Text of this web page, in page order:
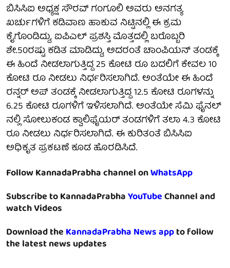
ಬಿಸಿಸಿಐ ಅಧ್ಯಕ್ಷ ಸೌರವ್ ಗಂಗೂಲಿ ಅವರು ಅನಗತ್ಯ
ಖರ್ಚುಗಳಿಗೆ ಕಡಿವಾಣ ಹಾಕುವ ನಿಟ್ಟಿನಲ್ಲಿ ಈ ಕ್ರಮ
ಕೈಗೊಂಡಿದ್ದು, ಐಪಿಎಲ್ ಪ್ರಶಸ್ತಿ ಮೊತ್ತದಲ್ಲಿ ಬರೊಬ್ಬರಿ
ಶೇ.50ರಷ್ಟು ಕಡಿತ ಮಾಡಿದ್ದು, ಅದರಂತೆ ಚಾಂಪಿಯನ್ ತಂಡಕ್ಕೆ
ಈ ಹಿಂದೆ ನೀಡಲಾಗುತ್ತಿದ್ದ 25 ಕೋಟಿ ರೂ ಬದಲಿಗೆ ಕೇವಲ 10
ಕೋಟಿ ರೂ ನೀಡಲು ನಿರ್ಧರಿಸಲಾಗಿದೆ. ಅಂತೆಯೇ ಈ ಹಿಂದೆ
ರನ್ನರ್ ಅಪ್ ತಂಡಕ್ಕೆ ನೀಡಲಾಗುತ್ತಿದ್ದ 12.5 ಕೋಟಿ ರೂಗಳನ್ನು
6.25 ಕೋಟಿ ರೂಗಳಿಗೆ ಇಳಿಸಲಾಗಿದೆ. ಅಂತೆಯೇ ಸೆಮಿ ಫೈನಲ್
ನಲ್ಲಿ ಸೋಲುಕಂಡ ಕ್ವಾಲಿಫೈಯರ್ ತಂಡಗಳಿಗೆ ತಲಾ 4.3 ಕೋಟಿ
ರೂ ನೀಡಲು ನಿರ್ಧರಿಸಲಾಗಿದೆ. ಈ ಕುರಿತಂತೆ ಬಿಸಿಸಿಐ
ಅಧಿಕೃತ ಪ್ರಕಟಣೆ ಕೂಡ ಹೊರಡಿಸಿದೆ.
Follow KannadaPrabha channel onWhatsApp
Subscribe to KannadaPrabhaYouTubeChannel and
watch Videos
Download theKannadaPrabha News appto follow
the latest news updates